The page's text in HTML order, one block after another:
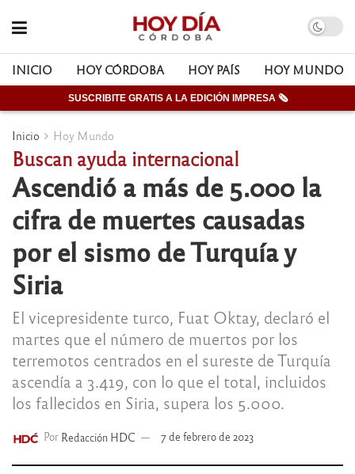
INICIO HOY CÓRDOBA HOY PAÍS HOY MUNDO
SUSCRIBITE GRATIS A LA EDICIÓN IMPRESA 🗞
Inicio Hoy Mundo
Buscan ayuda internacional
Ascendió a más de 5.000 la
cifra de muertes causadas
por el sismo de Turquía y
Siria
El vicepresidente turco, Fuat Oktay, declaró el
martes que el número de muertos por los
terremotos centrados en el sureste de Turquía
ascendía a 3.419, con lo que el total, incluidos
los fallecidos en Siria, supera los 5.000.
Por Redacción HDC 7 de febrero de 2023